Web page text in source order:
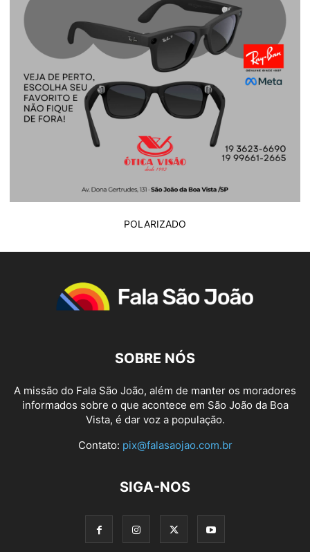
POLARIZADO
SOBRE NÓS
A missão do Fala São João, além de manter os moradores
informados sobre o que acontece em São João da Boa
Vista, é dar voz a população.
Contato: pix@falasaojao.com.br
SIGA-NOS